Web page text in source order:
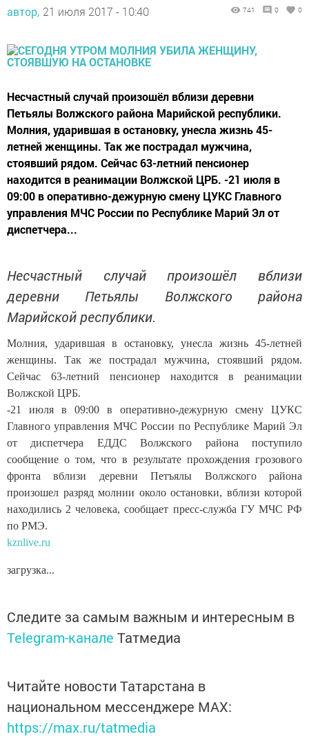
автор, 21 июля 2017 - 10:40 741 0 0
Несчастный случай произошёл вблизи деревни
Петьялы Волжского района Марийской республики.
Молния, ударившая в остановку, унесла жизнь 45-
летней женщины. Так же пострадал мужчина,
стоявший рядом. Сейчас 63-летний пенсионер
находится в реанимации Волжской ЦРБ. -21 июля в
09:00 в оперативно-дежурную смену ЦУКС Главного
управления МЧС России по Республике Марий Эл от
диспетчера...
Несчастный случай произошёл вблизи
деревни Петьялы Волжского района
Марийской республики.
Молния, ударившая в остановку, унесла жизнь 45-летней
женщины. Так же пострадал мужчина, стоявший рядом.
Сейчас 63-летний пенсионер находится в реанимации
Волжской ЦРБ.
-21 июля в 09:00 в оперативно-дежурную смену ЦУКС
Главного управления МЧС России по Республике Марий Эл
от диспетчера ЕДДС Волжского района поступило
сообщение о том, что в результате прохождения грозового
фронта вблизи деревни Петъялы Волжского района
произошел разряд молнии около остановки, вблизи которой
находились 2 человека, сообщает пресс-служба ГУ МЧС РФ
по РМЭ.
kznlive.ru
загрузка...
Следите за самым важным и интересным в
Telegram-канале Татмедиа
Читайте новости Татарстана в
национальном мессенджере MАХ:
https://max.ru/tatmedia